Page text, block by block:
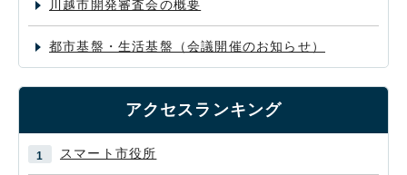
川越市開発審査会の概要
都市基盤・生活基盤（会議開催のお知らせ）
アクセスランキング
スマート市役所